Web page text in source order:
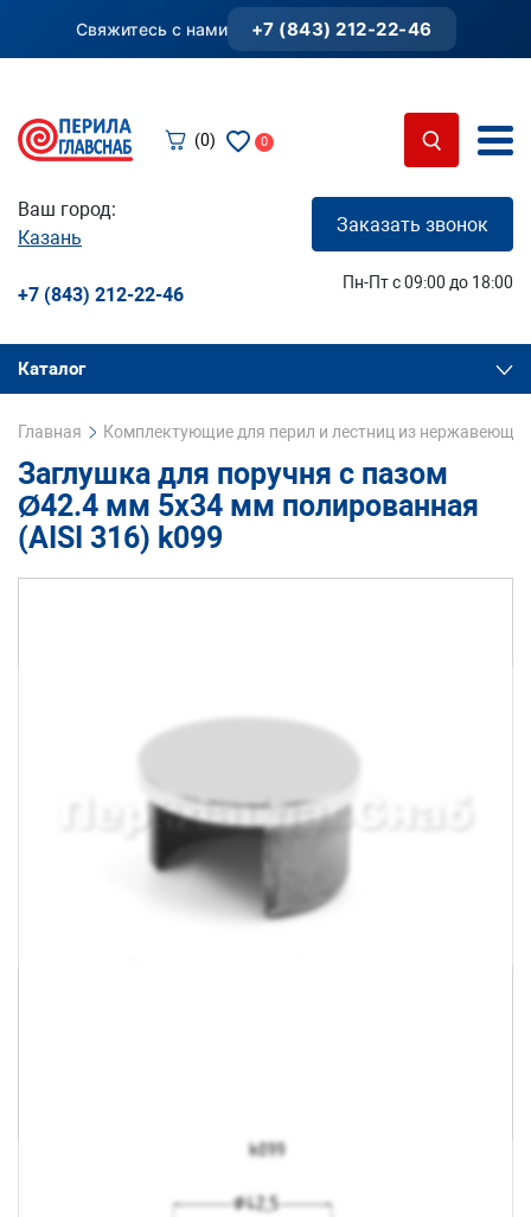
Свяжитесь с нами +7 (843) 212-22-46
(0) 0
Ваш город:
Казань
Заказать звонок
+7 (843) 212-22-46
Пн-Пт с 09:00 до 18:00
Каталог
Главная Комплектующие для перил и лестниц из
Заглушка для поручня с пазом
Ø42.4 мм 5х34 мм полированная
(AISI 316) k099